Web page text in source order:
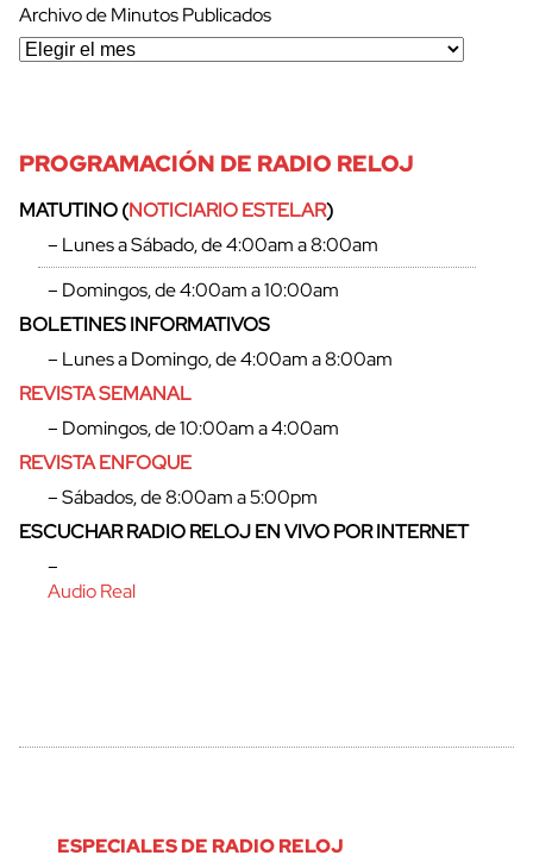
Archivo de Minutos Publicados
PROGRAMACIÓN DE RADIO RELOJ
MATUTINO (NOTICIARIO ESTELAR)
– Lunes a Sábado, de 4:00am a 8:00am
– Domingos, de 4:00am a 10:00am
BOLETINES INFORMATIVOS
– Lunes a Domingo, de 4:00am a 8:00am
REVISTA SEMANAL
– Domingos, de 10:00am a 4:00am
REVISTA ENFOQUE
– Sábados, de 8:00am a 5:00pm
ESCUCHAR RADIO RELOJ EN VIVO POR INTERNET
–
Audio Real
ESPECIALES DE RADIO RELOJ